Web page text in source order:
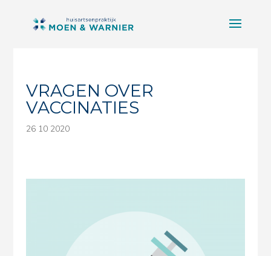
VRAGEN OVER
VACCINATIES
26 10 2020